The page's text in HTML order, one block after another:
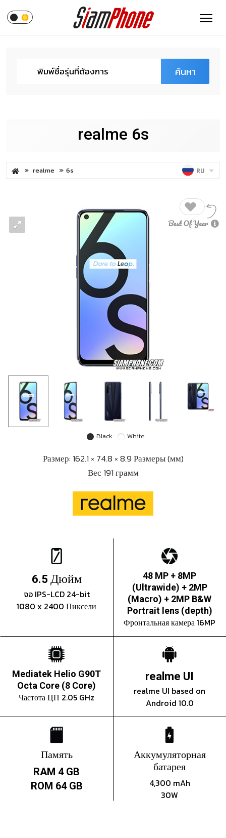
ค้นหา
realme 6s
realme 6s RU
Black White
Размер: 162.1 × 74.8 × 8.9 Размеры (мм)
Вес 191 грамм
6.5 Дюйм
จอ IPS-LCD 24-bit
1080 x 2400 Пиксели
48 MP + 8MP
(Ultrawide) + 2MP
(Macro) + 2MP B&W
Portrait lens (depth)
Фронтальная камера 16MP
Mediatek Helio G90T
Octa Core (8 Core)
Частота ЦП 2.05 GHz
realme UI
realme UI based on
Android 10.0
Память
RAM 4 GB
ROM 64 GB
Аккумуляторная
батарея
4,300 mAh
30W